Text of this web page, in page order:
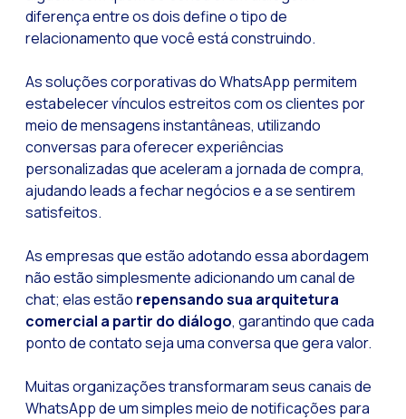
diferença entre os dois define o tipo de
relacionamento que você está construindo.
As soluções corporativas do WhatsApp permitem
estabelecer vínculos estreitos com os clientes por
meio de mensagens instantâneas, utilizando
conversas para oferecer experiências
personalizadas que aceleram a jornada de compra,
ajudando leads a fechar negócios e a se sentirem
satisfeitos.
As empresas que estão adotando essa abordagem
não estão simplesmente adicionando um canal de
chat; elas estão repensando sua arquitetura
comercial a partir do diálogo, garantindo que cada
ponto de contato seja uma conversa que gera valor.
Muitas organizações transformaram seus canais de
WhatsApp de um simples meio de notificações para